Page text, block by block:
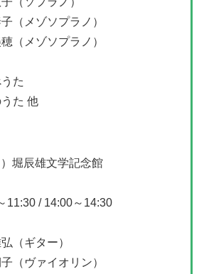
（メゾソプラノ）
（メゾソプラノ）
た
た 他
堀辰雄文学記念館
11:30 / 14:00～14:30
（ギター）
（ヴァイオリン）